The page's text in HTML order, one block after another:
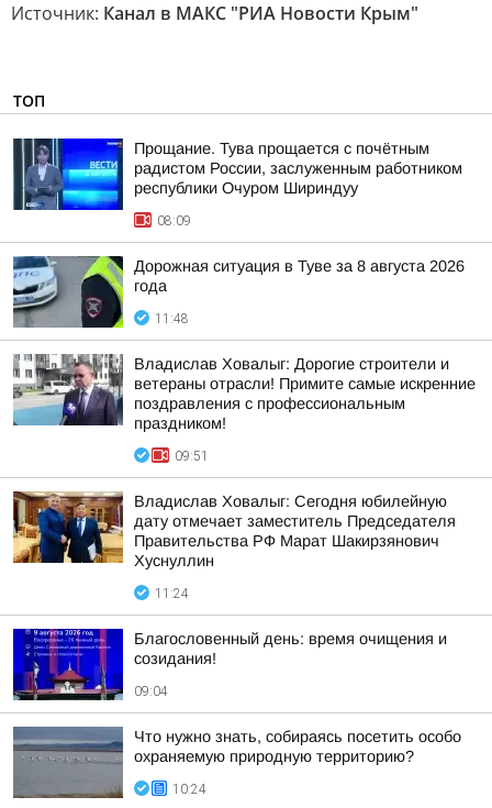
Источник: Канал в МАКС "РИА Новости Крым"
ТОП
Прощание. Тува прощается с почётным
радистом России, заслуженным работником
республики Очуром Шириндуу
08:09
Дорожная ситуация в Туве за 8 августа 2026
года
11:48
Владислав Ховалыг: Дорогие строители и
ветераны отрасли! Примите самые искренние
поздравления с профессиональным
праздником!
09:51
Владислав Ховалыг: Сегодня юбилейную
дату отмечает заместитель Председателя
Правительства РФ Марат Шакирзянович
Хуснуллин
11:24
Благословенный день: время очищения и
созидания!
09:04
Что нужно знать, собираясь посетить особо
охраняемую природную территорию?
10:24